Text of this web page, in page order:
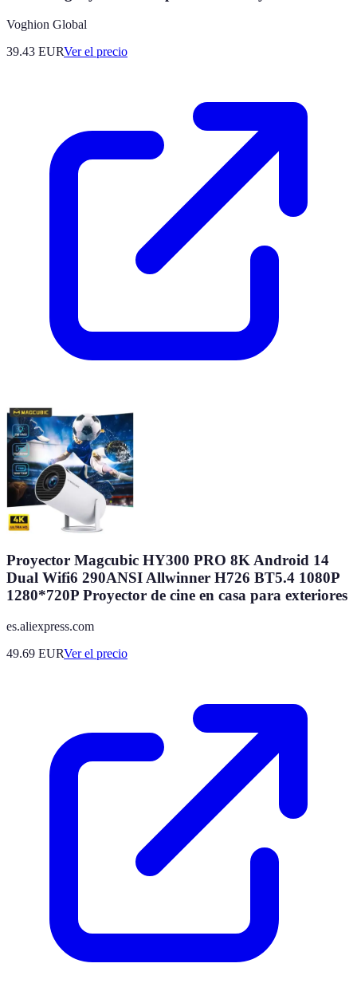
Voghion Global
39.43 EURVer el precio
Proyector Magcubic HY300 PRO 8K Android 14
Dual Wifi6 290ANSI Allwinner H726 BT5.4 1080P
1280*720P Proyector de cine en casa para exteriores
es.aliexpress.com
49.69 EURVer el precio